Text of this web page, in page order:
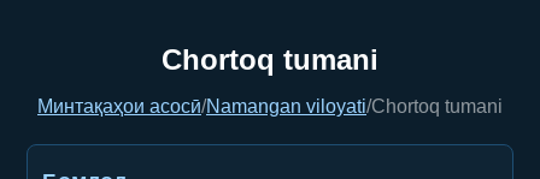
Chortoq tumani
Минтақаҳои асосӣ/Namangan viloyati/Chortoq tumani